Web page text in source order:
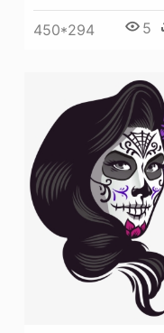
450*294 5